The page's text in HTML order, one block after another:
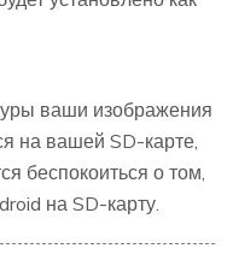
ваши изображения
на вашей SD-карте,
беспокоиться о том,
на SD-карту.